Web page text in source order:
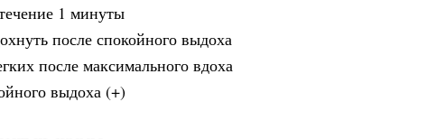
1 минуты
после спокойного выдоха
после максимального вдоха
выдоха (+)